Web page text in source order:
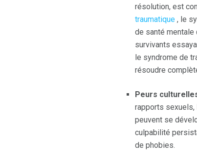
résolution, est
traumatique , le
de santé mentale
survivants
le syndrome de
résoudre
Peurs
rapports sexuels,
peuvent se
culpabilité
de phobies.